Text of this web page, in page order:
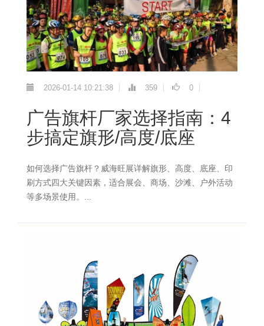
2026-01-14 10:21:38 359 0
广告旗杆厂家选择指南：4
步搞定旗形/高度/底座
如何选择广告旗杆？威海旺展详解旗形、高度、底座、印
刷方式四大关键因素，适合展会、商场、沙滩、户外活动
等多场景使用。...